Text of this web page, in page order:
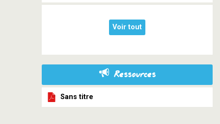
Voir tout
Ressources
Sans titre